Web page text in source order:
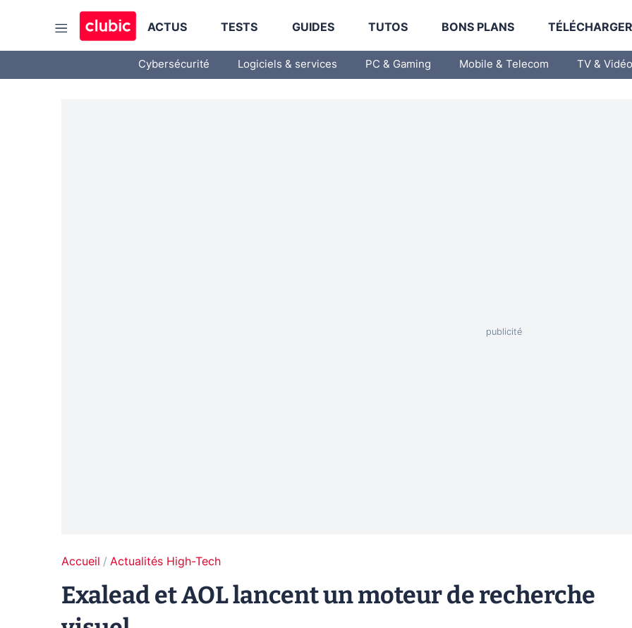
ACTUS TESTS GUIDES TUTOS BONS PLANS
Cybersécurité Logiciels & services PC & Gaming Mobile & Telecom TV & Vidéo
Accueil Actualités High-Tech
Exalead et AOL lancent un moteur de recherche